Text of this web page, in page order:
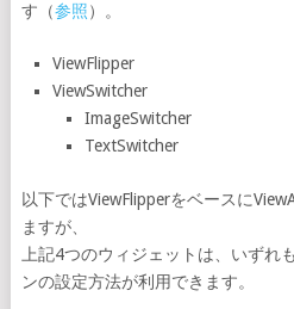
す（参照）。
ViewFlipper
ViewSwitcher
ImageSwitcher
TextSwitcher
以下ではViewFlipperをベースに
ますが、
上記4つのウィジェットは、いずれ
ンの設定方法が利用できます。